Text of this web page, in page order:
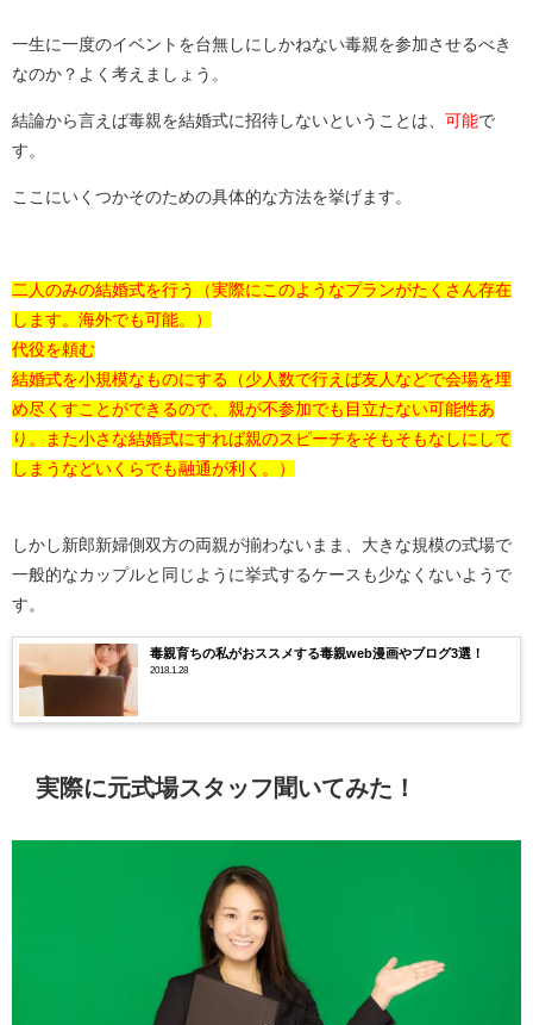
一生に一度のイベントを台無しにしかねない毒親を参加させるべき
なのか？よく考えましょう。
結論から言えば毒親を結婚式に招待しないということは、 可能で
す。
ここにいくつかそのための具体的な方法を挙げます。
二人のみの結婚式を行う（実際にこのようなプランがたくさん存在
します。海外でも可能。）
代役を頼む
結婚式を小規模なものにする（少人数で行えば友人などで会場を埋
め尽くすことができるので、親が不参加でも目立たない可能性あ
り。また小さな結婚式にすれば親のスピーチをそもそもなしにして
しまうなどいくらでも融通が利く。）
しかし新郎新婦側双方の両親が揃わないまま、大きな規模の式場で
一般的なカップルと同じように挙式するケースも少なくないようで
す。
毒親育ちの私がおススメする毒親web漫画やブログ3選！
2018.1.28
実際に元式場スタッフ聞いてみた！